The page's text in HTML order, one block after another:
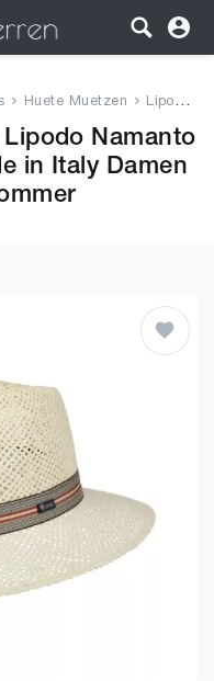
Huete Muetzen Lipodo Namanto Traveller Stroh...
Namanto
in Italy Damen